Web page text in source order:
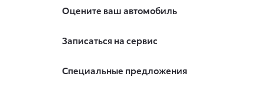
Оцените ваш автомобиль
Записаться на сервис
Специальные предложения